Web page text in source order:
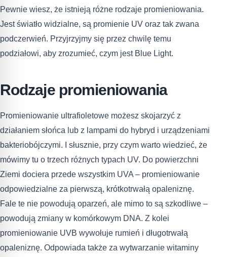
Pewnie wiesz, że istnieją różne rodzaje promieniowania.
Jest światło widzialne, są promienie UV oraz tak zwana
podczerwień. Przyjrzyjmy się przez chwilę temu
podziałowi, aby zrozumieć, czym jest Blue Light.
Rodzaje promieniowania
Promieniowanie ultrafioletowe możesz skojarzyć z
działaniem słońca lub z lampami do hybryd i urządzeniami
bakteriobójczymi. I słusznie, przy czym warto wiedzieć, że
mówimy tu o trzech różnych typach UV. Do powierzchni
Ziemi dociera przede wszystkim UVA – promieniowanie
odpowiedzialne za pierwszą, krótkotrwałą opaleniznę.
Fale te nie powodują oparzeń, ale mimo to są szkodliwe –
powodują zmiany w komórkowym DNA. Z kolei
promieniowanie UVB wywołuje rumień i długotrwałą
opaleniznę. Odpowiada także za wytwarzanie witaminy